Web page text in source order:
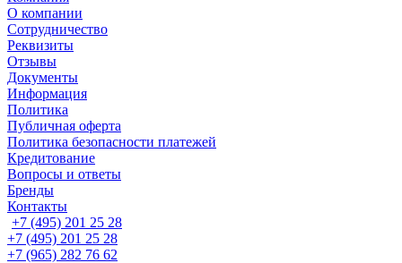
О компании
Сотрудничество
Реквизиты
Отзывы
Документы
Информация
Политика
Публичная оферта
Политика безопасности платежей
Кредитование
Вопросы и ответы
Бренды
Контакты
+7 (495) 201 25 28
+7 (495) 201 25 28
+7 (965) 282 76 62